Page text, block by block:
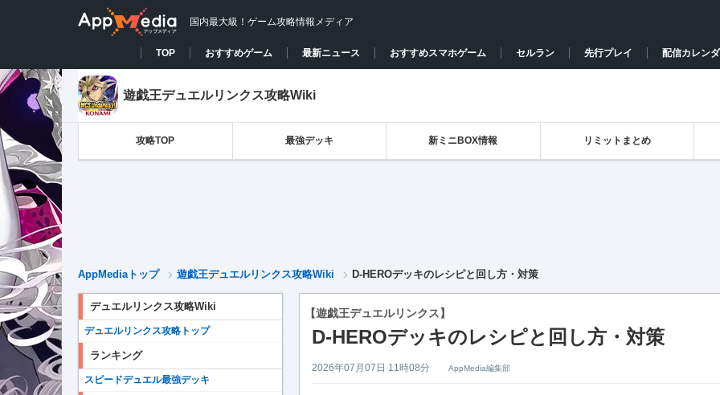
国内最大級！ゲーム攻略情報メディア
TOP おすすめゲーム 最新ニュース おすすめスマホゲーム セルラン 先行プレイ 配信カレン
遊戯王デュエルリンクス攻略Wiki
攻略TOP 最強デッキ 新ミニBOX情報 リミットまとめ
AppMediaトップ 遊戯王デュエルリンクス攻略Wiki D-HEROデッキのレシピと回し方・対策
【遊戯王デュエルリンクス】
D-HEROデッキのレシピと回し方・対策
2026年07月07日 11時08分 AppMedia編集部
デュエルリンクス攻略Wiki
デュエルリンクス攻略トップ
ランキング
スピードデュエル最強デッキ